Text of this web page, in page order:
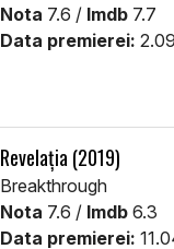
Nota 7.6 / Imdb 7.7
Data premierei:
Revelația (2019)
Breakthrough
Nota 7.6 / Imdb 6.3
Data premierei: